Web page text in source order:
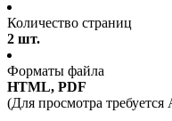
Количество страниц
2 шт.
Форматы файла
HTML, PDF
(Для просмотра требуется